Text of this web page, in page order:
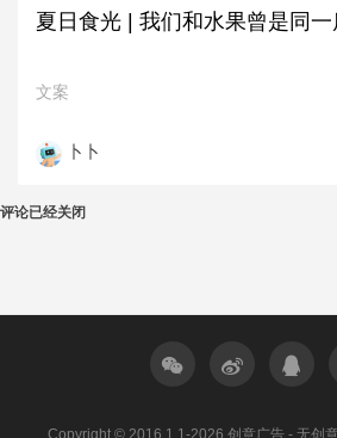
夏日食光 | 我们和水果曾是同一
文案
卜卜
评论已经关闭
Copyright © 2016.1.1-2026 创意广告 - 无创